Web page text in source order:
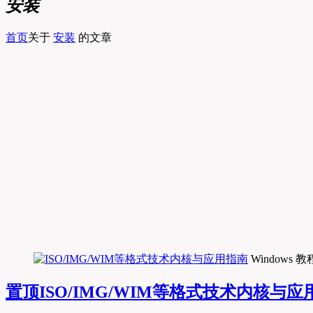
安装
首页关于 安装 的文章
Windows 教
置顶ISO/IMG/WIM等格式技术内核与应